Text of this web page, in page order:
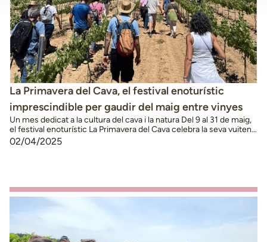
La Primavera del Cava, el festival enoturístic
imprescindible per gaudir del maig entre vinyes
Un mes dedicat a la cultura del cava i la natura Del 9 al 31 de maig,
el festival enoturístic La Primavera del Cava celebra la seva vuitena
edició amb una programació plena d’activitats que combinen la
tradició vitivinícola amb la natura i la gastronomia. Durant gairebé
02/04/2025